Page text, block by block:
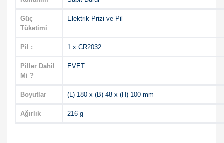
Güç
Tüketimi
Elektrik Prizi ve Pil
Pil : 1 x CR2032
Piller Dahil
Mi ?
EVET
Boyutlar (L) 180 x (B) 48 x (H) 100 mm
Ağırlık 216 g